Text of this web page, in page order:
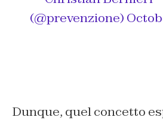
(@prevenzione)
Dunque, quel concetto